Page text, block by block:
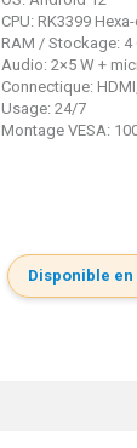
CPU: RK3399
RAM / Stockage: 4
Audio: 2×5 W +
Connectique:
Usage: 24/7
Montage VESA:
Disponible en